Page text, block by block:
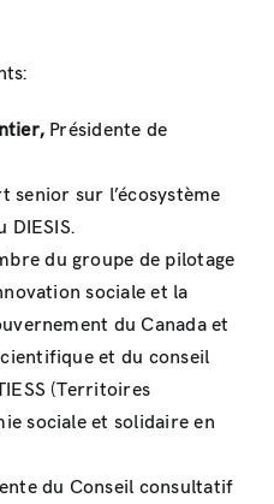
Présidente de
senior sur l’écosystème
DIESIS.
du groupe de pilotage
sociale et la
du Canada et
et du conseil
(Territoires
sociale et solidaire en
du Conseil consultatif